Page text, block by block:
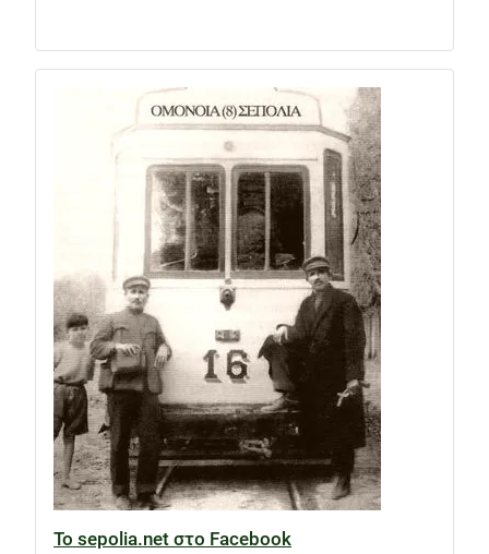
Το sepolia.net στο Facebook